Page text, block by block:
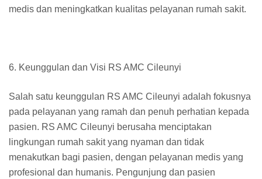
medis dan meningkatkan kualitas pelayanan rumah sakit.
6. Keunggulan dan Visi RS AMC Cileunyi
Salah satu keunggulan RS AMC Cileunyi adalah fokusnya
pada pelayanan yang ramah dan penuh perhatian kepada
pasien. RS AMC Cileunyi berusaha menciptakan
lingkungan rumah sakit yang nyaman dan tidak
menakutkan bagi pasien, dengan pelayanan medis yang
profesional dan humanis. Pengunjung dan pasien